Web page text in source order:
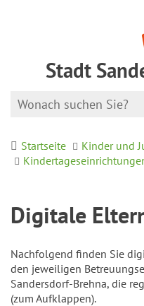
Stadt
Startseite
Kinder und
Digitale
Nachfolgend finden Sie
den jeweiligen
Sandersdorf-Brehna, die
(zum Aufklappen).